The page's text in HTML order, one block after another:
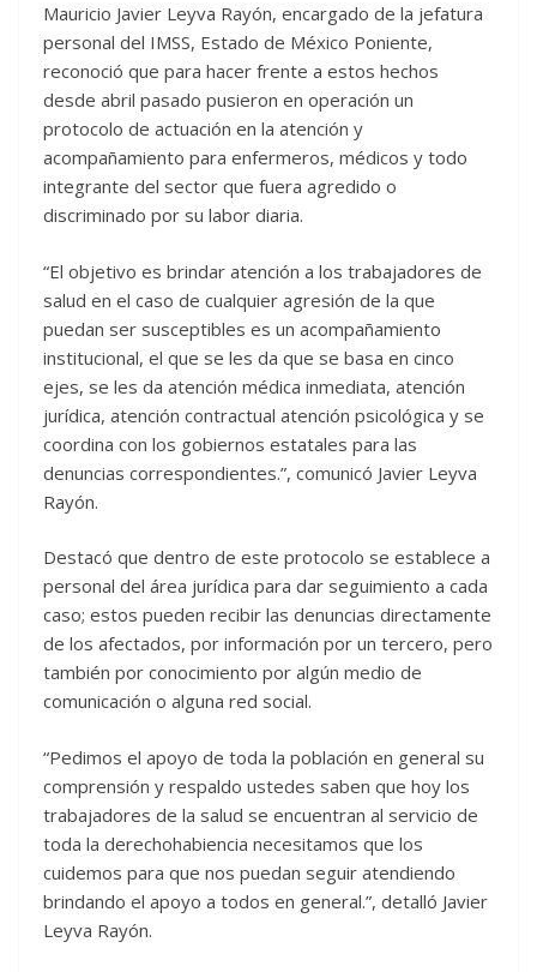
Mauricio Javier Leyva Rayón, encargado de la jefatura
personal del IMSS, Estado de México Poniente,
reconoció que para hacer frente a estos hechos
desde abril pasado pusieron en operación un
protocolo de actuación en la atención y
acompañamiento para enfermeros, médicos y todo
integrante del sector que fuera agredido o
discriminado por su labor diaria.
“El objetivo es brindar atención a los trabajadores de
salud en el caso de cualquier agresión de la que
puedan ser susceptibles es un acompañamiento
institucional, el que se les da que se basa en cinco
ejes, se les da atención médica inmediata, atención
jurídica, atención contractual atención psicológica y se
coordina con los gobiernos estatales para las
denuncias correspondientes.”, comunicó Javier Leyva
Rayón.
Destacó que dentro de este protocolo se establece a
personal del área jurídica para dar seguimiento a cada
caso; estos pueden recibir las denuncias directamente
de los afectados, por información por un tercero, pero
también por conocimiento por algún medio de
comunicación o alguna red social.
“Pedimos el apoyo de toda la población en general su
comprensión y respaldo ustedes saben que hoy los
trabajadores de la salud se encuentran al servicio de
toda la derechohabiencia necesitamos que los
cuidemos para que nos puedan seguir atendiendo
brindando el apoyo a todos en general.”, detalló Javier
Leyva Rayón.